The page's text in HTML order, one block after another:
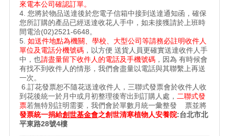
來電本公司確認訂單。
4. 您將於物品送達後於您電子信箱中接到送達通知函，確保
您所訂購的產品已經送達收花人手中，如未接獲請於上班時
間電洽(02)2521-6648。
5. 如送件地點為機關、學校、大型公司等請務必註明收件人
單位及電話分機號碼 ，以方便 送貨人員更確實送達收件人手
中，也請盡量留下收件人的電話及手機號碼 ，因為 有時候會
有找不到收件人的情形，我們會盡量以電話與其聯繫上再送
一次。
6.訂花發票恕不隨花送達收件人，三聯式發票會於收件人收
到花後統一於月中或月初整理後寄出到訂購人處， 二聯式發
票若無特別註明需要，我們會於單數月統一彙整發 票並將
發票統一捐給創世基金會之創世清寒植物人安養院:台北市北
平東路28號4樓